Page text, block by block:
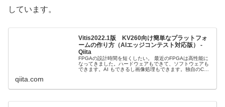
しています。
Vitis2022.1版 KV260向け簡単なプラットフォ
ームの作り方（AIエッジコンテスト対応版） -
Qiita
FPGAの設計時間を短くしたい。 最近のFPGAは高性能に
なってきました。ハードウェアもできて、ソフトウェアも
できます。AI もできるし画像処理もできます。独自のCPU
qiita.com